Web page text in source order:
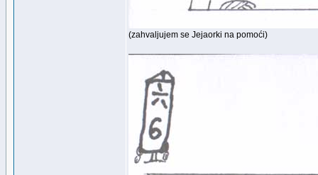
(zahvaljujem se Jejaorki na pomoći)